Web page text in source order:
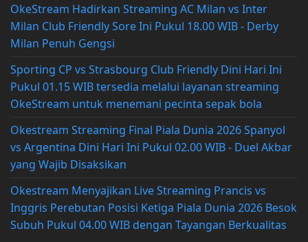
OkeStream Hadirkan Streaming AC Milan vs Inter
Milan Club Friendly Sore Ini Pukul 18.00 WIB - Derby
Milan Penuh Gengsi
Sporting CP vs Strasbourg Club Friendly Dini Hari Ini
Pukul 01.15 WIB tersedia melalui layanan streaming
OkeStream untuk menemani pecinta sepak bola
Okestream Streaming Final Piala Dunia 2026 Spanyol
vs Argentina Dini Hari Ini Pukul 02.00 WIB - Duel Akbar
yang Wajib Disaksikan
Okestream Menyajikan Live Streaming Prancis vs
Inggris Perebutan Posisi Ketiga Piala Dunia 2026 Besok
Subuh Pukul 04.00 WIB dengan Tayangan Berkualitas